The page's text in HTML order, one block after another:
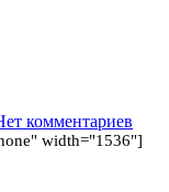
комментариев
width="1536"]